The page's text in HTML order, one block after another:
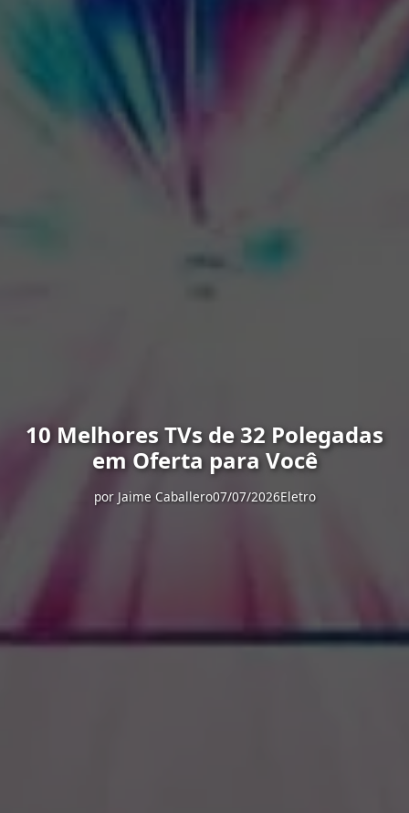
10 Melhores TVs de 32 Polegadas
em Oferta para Você
por Jaime Caballero07/07/2026Eletro